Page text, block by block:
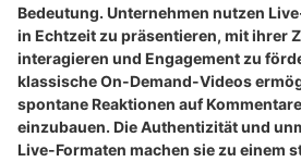
Bedeutung. Unternehmen nutzen
in Echtzeit zu präsentieren, mit ihrer
interagieren und Engagement zu
klassische On-Demand-Videos
spontane Reaktionen auf
einzubauen. Die Authentizität und
Live-Formaten machen sie zu einem